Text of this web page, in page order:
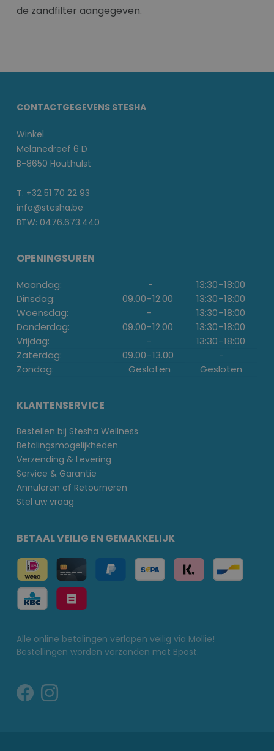
de zandfilter aangegeven.
CONTACTGEGEVENS STESHA
Winkel
Melanedreef 6 D
B-8650 Houthulst
T. +32 51 70 22 93
info@stesha.be
BTW: 0476.673.440
OPENINGSUREN
Maandag: - 13:30-18:00
Dinsdag:
09.00-12.00 13:30-18:00
Woensdag:
- 13:30-18:00
Donderdag:
09.00-12.00 13:30-18:00
Vrijdag:
- 13:30-18:00
Zaterdag:
09.00-13.00
-
Zondag:
Gesloten Gesloten
KLANTENSERVICE
Bestellen bij Stesha Wellness
Betalingsmogelijkheden
Verzending & Levering
Service & Garantie
Annuleren of Retourneren
Stel uw vraag
BETAAL VEILIG EN GEMAKKELIJK
Alle online betalingen verlopen veilig via Mollie!
Bestellingen worden verzonden met Bpost.